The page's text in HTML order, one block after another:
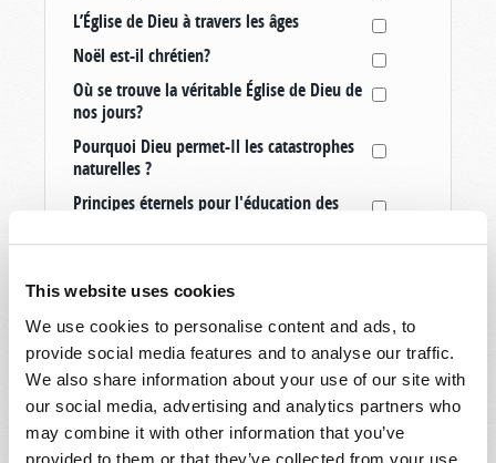
This website uses cookies
We use cookies to personalise content and ads, to
provide social media features and to analyse our traffic.
We also share information about your use of our site with
our social media, advertising and analytics partners who
may combine it with other information that you’ve
provided to them or that they’ve collected from your use
L’Église de Dieu à travers les âges
Noël est-il chrétien?
Où se trouve la véritable Église de Dieu de
nos jours?
Pourquoi Dieu permet-Il les catastrophes
naturelles ?
Principes éternels pour l'éducation des
Christ
Que se passe-t-il après la mort?
Quel est le but de la vie?
Quel est le jour du sabbat chrétien?
Quelle est l’identité de l’Antéchrist?
Qu’est-ce qu’un vrai chrétien?